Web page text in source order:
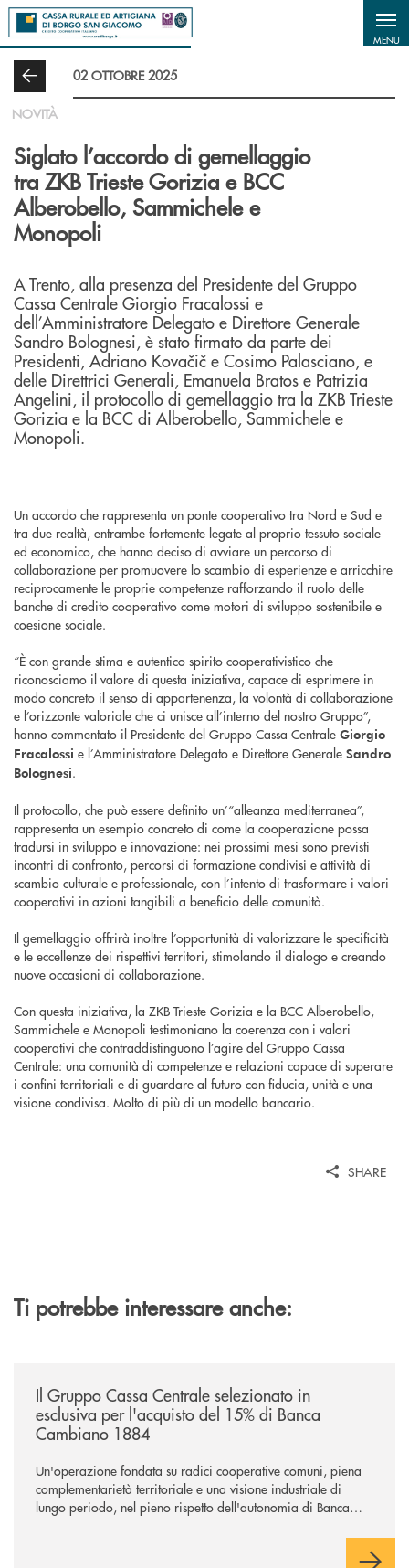
Salta al contenuto principale
MENU
02 OTTOBRE 2025
NOVITÀ
Siglato l’accordo di gemellaggio
tra ZKB Trieste Gorizia e BCC
Alberobello, Sammichele e
Monopoli
A Trento, alla presenza del Presidente del Gruppo
Cassa Centrale Giorgio Fracalossi e
dell’Amministratore Delegato e Direttore Generale
Sandro Bolognesi, è stato firmato da parte dei
Presidenti, Adriano Kovačič e Cosimo Palasciano, e
delle Direttrici Generali, Emanuela Bratos e Patrizia
Angelini, il protocollo di gemellaggio tra la ZKB Trieste
Gorizia e la BCC di Alberobello, Sammichele e
Monopoli.
Un accordo che rappresenta un ponte cooperativo tra Nord e Sud e
tra due realtà, entrambe fortemente legate al proprio tessuto sociale
ed economico, che hanno deciso di avviare un percorso di
collaborazione per promuovere lo scambio di esperienze e arricchire
reciprocamente le proprie competenze rafforzando il ruolo delle
banche di credito cooperativo come motori di sviluppo sostenibile e
coesione sociale.
“È con grande stima e autentico spirito cooperativistico che
riconosciamo il valore di questa iniziativa, capace di esprimere in
modo concreto il senso di appartenenza, la volontà di collaborazione
e l’orizzonte valoriale che ci unisce all’interno del nostro Gruppo”,
hanno commentato il Presidente del Gruppo Cassa Centrale Giorgio
Fracalossi e l’Amministratore Delegato e Direttore Generale Sandro
Bolognesi.
Il protocollo, che può essere definito un’“alleanza mediterranea”,
rappresenta un esempio concreto di come la cooperazione possa
tradursi in sviluppo e innovazione: nei prossimi mesi sono previsti
incontri di confronto, percorsi di formazione condivisi e attività di
scambio culturale e professionale, con l’intento di trasformare i valori
cooperativi in azioni tangibili a beneficio delle comunità.
Il gemellaggio offrirà inoltre l’opportunità di valorizzare le specificità
e le eccellenze dei rispettivi territori, stimolando il dialogo e creando
nuove occasioni di collaborazione.
Con questa iniziativa, la ZKB Trieste Gorizia e la BCC Alberobello,
Sammichele e Monopoli testimoniano la coerenza con i valori
cooperativi che contraddistinguono l’agire del Gruppo Cassa
Centrale: una comunità di competenze e relazioni capace di superare
i confini territoriali e di guardare al futuro con fiducia, unità e una
visione condivisa. Molto di più di un modello bancario.
SHARE
Ti potrebbe interessare anche:
Il Gruppo Cassa Centrale selezionato in
esclusiva per l'acquisto del 15% di Banca
Cambiano 1884
Un'operazione fondata su radici cooperative comuni, piena
complementarietà territoriale e una visione industriale di
lungo periodo, nel pieno rispetto dell'autonomia di Banca
negoziazione esclusiva per la finalizzazione dell’operazione.